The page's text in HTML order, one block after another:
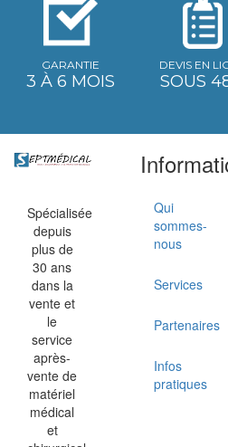
GARANTIE
3 À 6 MOIS
DEVIS EN
SOUS
Spécialisée
depuis
plus de
30 ans
dans la
vente et
le
service
après-
vente de
matériel
médical
et
Qui
sommes-
nous
Services
Partenaires
Infos
pratiques